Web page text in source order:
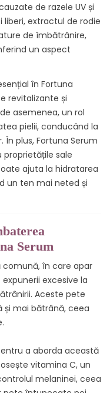
de razele UV și
liberi, extractul de rodie
de îmbătrânire,
un aspect
în Fortuna
revitalizante și
asemenea, un rol
pielii, conducând la
plus, Fortuna Serum
proprietățile sale
ajuta la hidratarea
un ten mai neted și
Serum
în care apar
excesive la
Aceste pete
mai bătrână, ceea
a aborda această
vitamina C, un
melaninei, ceea